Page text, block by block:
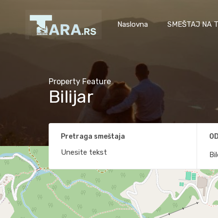
Naslovna SMEŠTAJ NA
Property Feature
Bilijar
Pretraga smeštaja